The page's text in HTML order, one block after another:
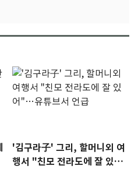
'김구라子' 그리, 할머니외 여
행서 "친모 전라도에 잘 있